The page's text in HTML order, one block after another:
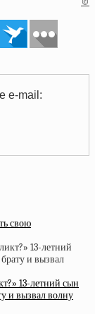
e-mail:
свою
13-летний сын
и вызвал волну